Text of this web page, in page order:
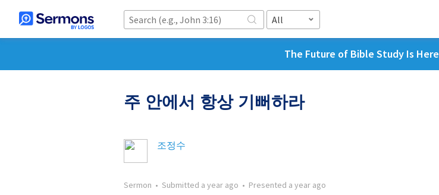
All
The Future of Bible Study Is Here
주 안에서 항상 기뻐하라
조정수
Sermon • Submitted a year ago • Presented a year ago